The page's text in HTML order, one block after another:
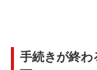
手続きが終